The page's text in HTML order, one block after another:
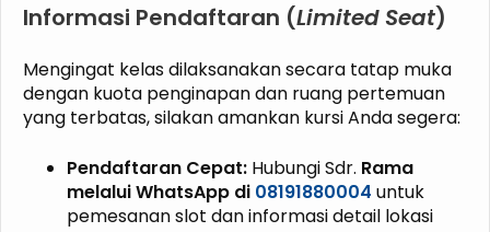
Informasi Pendaftaran (Limited Seat)
Mengingat kelas dilaksanakan secara tatap muka
dengan kuota penginapan dan ruang pertemuan
yang terbatas, silakan amankan kursi Anda segera:
Pendaftaran Cepat: Hubungi Sdr. Rama
melalui WhatsApp di 08191880004 untuk
pemesanan slot dan informasi detail lokasi